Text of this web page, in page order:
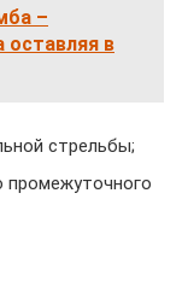
–
оставляя в
стрельбы;
промежуточного